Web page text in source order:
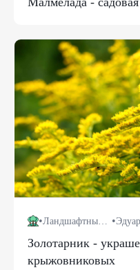
• •
Золотарник -
крыжовниковых